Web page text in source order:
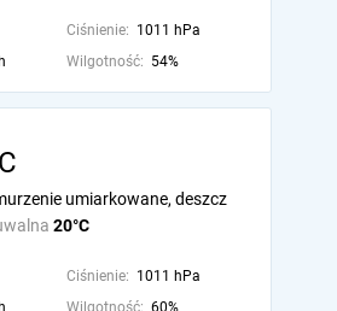
Ciśnienie: 1011 hPa
Wilgotność: 54%
20°C
umiarkowane, deszcz
Ciśnienie: 1011 hPa
Wilgotność: 60%